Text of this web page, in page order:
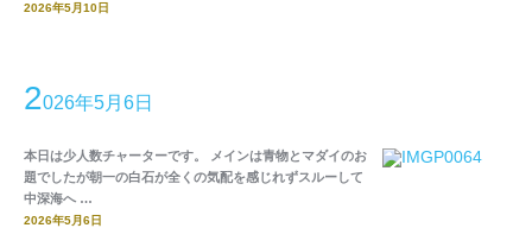
2026年5月10日
2026年5月6日
本日は少人数チャーターです。 メインは青物とマダイのお
題でしたが朝一の白石が全くの気配を感じれずスルーして
中深海へ …
2026年5月6日